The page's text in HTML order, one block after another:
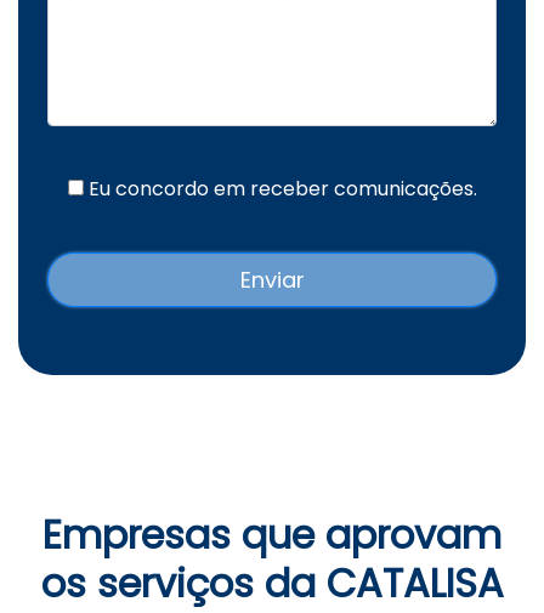
Eu concordo em receber comunicações.
Empresas que aprovam
os serviços da CATALISA